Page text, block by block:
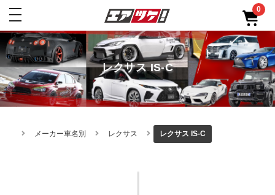
toggle
0
レクサス IS-C
メーカー車名別 レクサス レクサス IS-C